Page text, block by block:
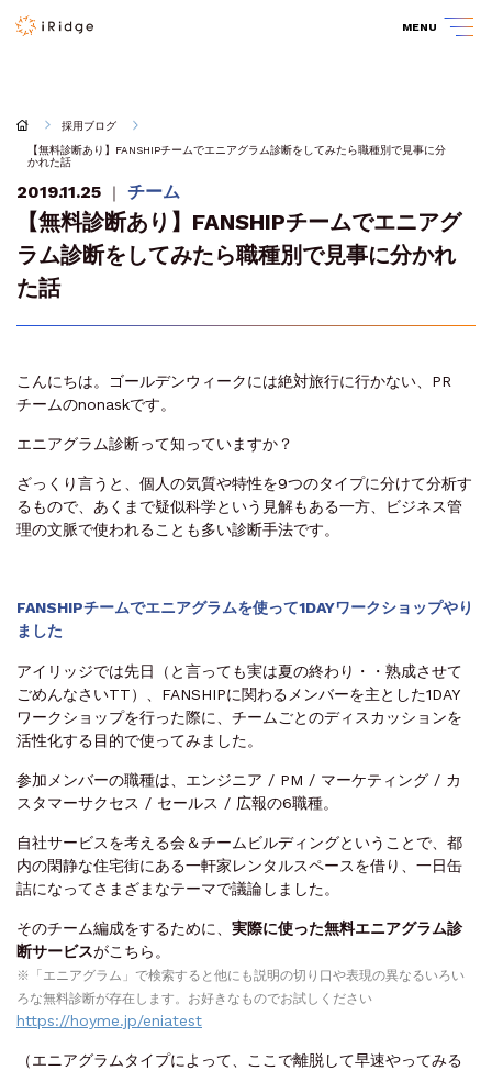
MENU
採用ブログ
【無料診断あり】FANSHIPチームでエニアグラム診断をしてみたら職種別で見事に分
かれた話
2019.11.25 ｜ チーム
【無料診断あり】FANSHIPチームでエニアグ
ラム診断をしてみたら職種別で見事に分かれ
た話
こんにちは。ゴールデンウィークには絶対旅行に行かない、PR
チームのnonaskです。
エニアグラム診断って知っていますか？
ざっくり言うと、個人の気質や特性を9つのタイプに分けて分析す
るもので、あくまで疑似科学という見解もある一方、ビジネス管
理の文脈で使われることも多い診断手法です。
FANSHIPチームでエニアグラムを使って1DAYワークショップやり
ました
アイリッジでは先日（と言っても実は夏の終わり・・熟成させて
ごめんなさいTT）、FANSHIPに関わるメンバーを主とした1DAY
ワークショップを行った際に、チームごとのディスカッションを
活性化する目的で使ってみました。
参加メンバーの職種は、エンジニア / PM / マーケティング / カ
スタマーサクセス / セールス / 広報の6職種。
自社サービスを考える会＆チームビルディングということで、都
内の閑静な住宅街にある一軒家レンタルスペースを借り、一日缶
詰になってさまざまなテーマで議論しました。
そのチーム編成をするために、 実際に使った無料エニアグラム診
断サービスがこちら。
※「エニアグラム」で検索すると他にも説明の切り口や表現の異なるいろい
ろな無料診断が存在します。お好きなものでお試しください
https://hoyme.jp/eniatest
（エニアグラムタイプによって、ここで離脱して早速やってみる